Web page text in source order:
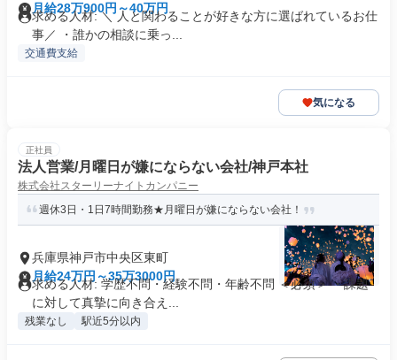
月給28万900円～40万円
求める人材: ＼ 人と関わることが好きな方に選ばれているお仕
事／ ・誰かの相談に乗っ...
交通費支給
気になる
正社員
法人営業/月曜日が嫌にならない会社/神戸本社
株式会社スターリーナイトカンパニー
週休3日・1日7時間勤務★月曜日が嫌にならない会社！
兵庫県神戸市中央区東町
月給24万円～35万3000円
求める人材: 学歴不問・経験不問・年齢不問 ＜必須＞ ・課題
に対して真摯に向き合え...
残業なし 駅近5分以内